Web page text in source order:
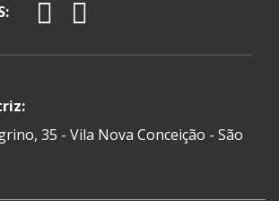
35 - Vila Nova Conceição - São